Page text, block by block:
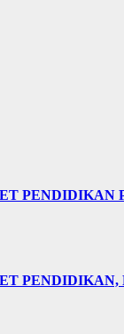
PENDIDIKAN